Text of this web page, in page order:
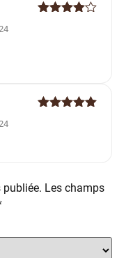
publiée. Les champs